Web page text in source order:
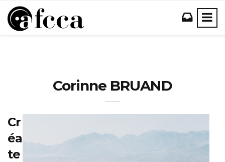
Corinne BRUAND
Cr
éa
te